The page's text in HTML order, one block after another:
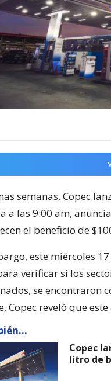
semanas, Copec
a las 9:00 am,
el beneficio de
este miércoles
verificar si los
se encontraron
Copec reveló que
Copec
litro de